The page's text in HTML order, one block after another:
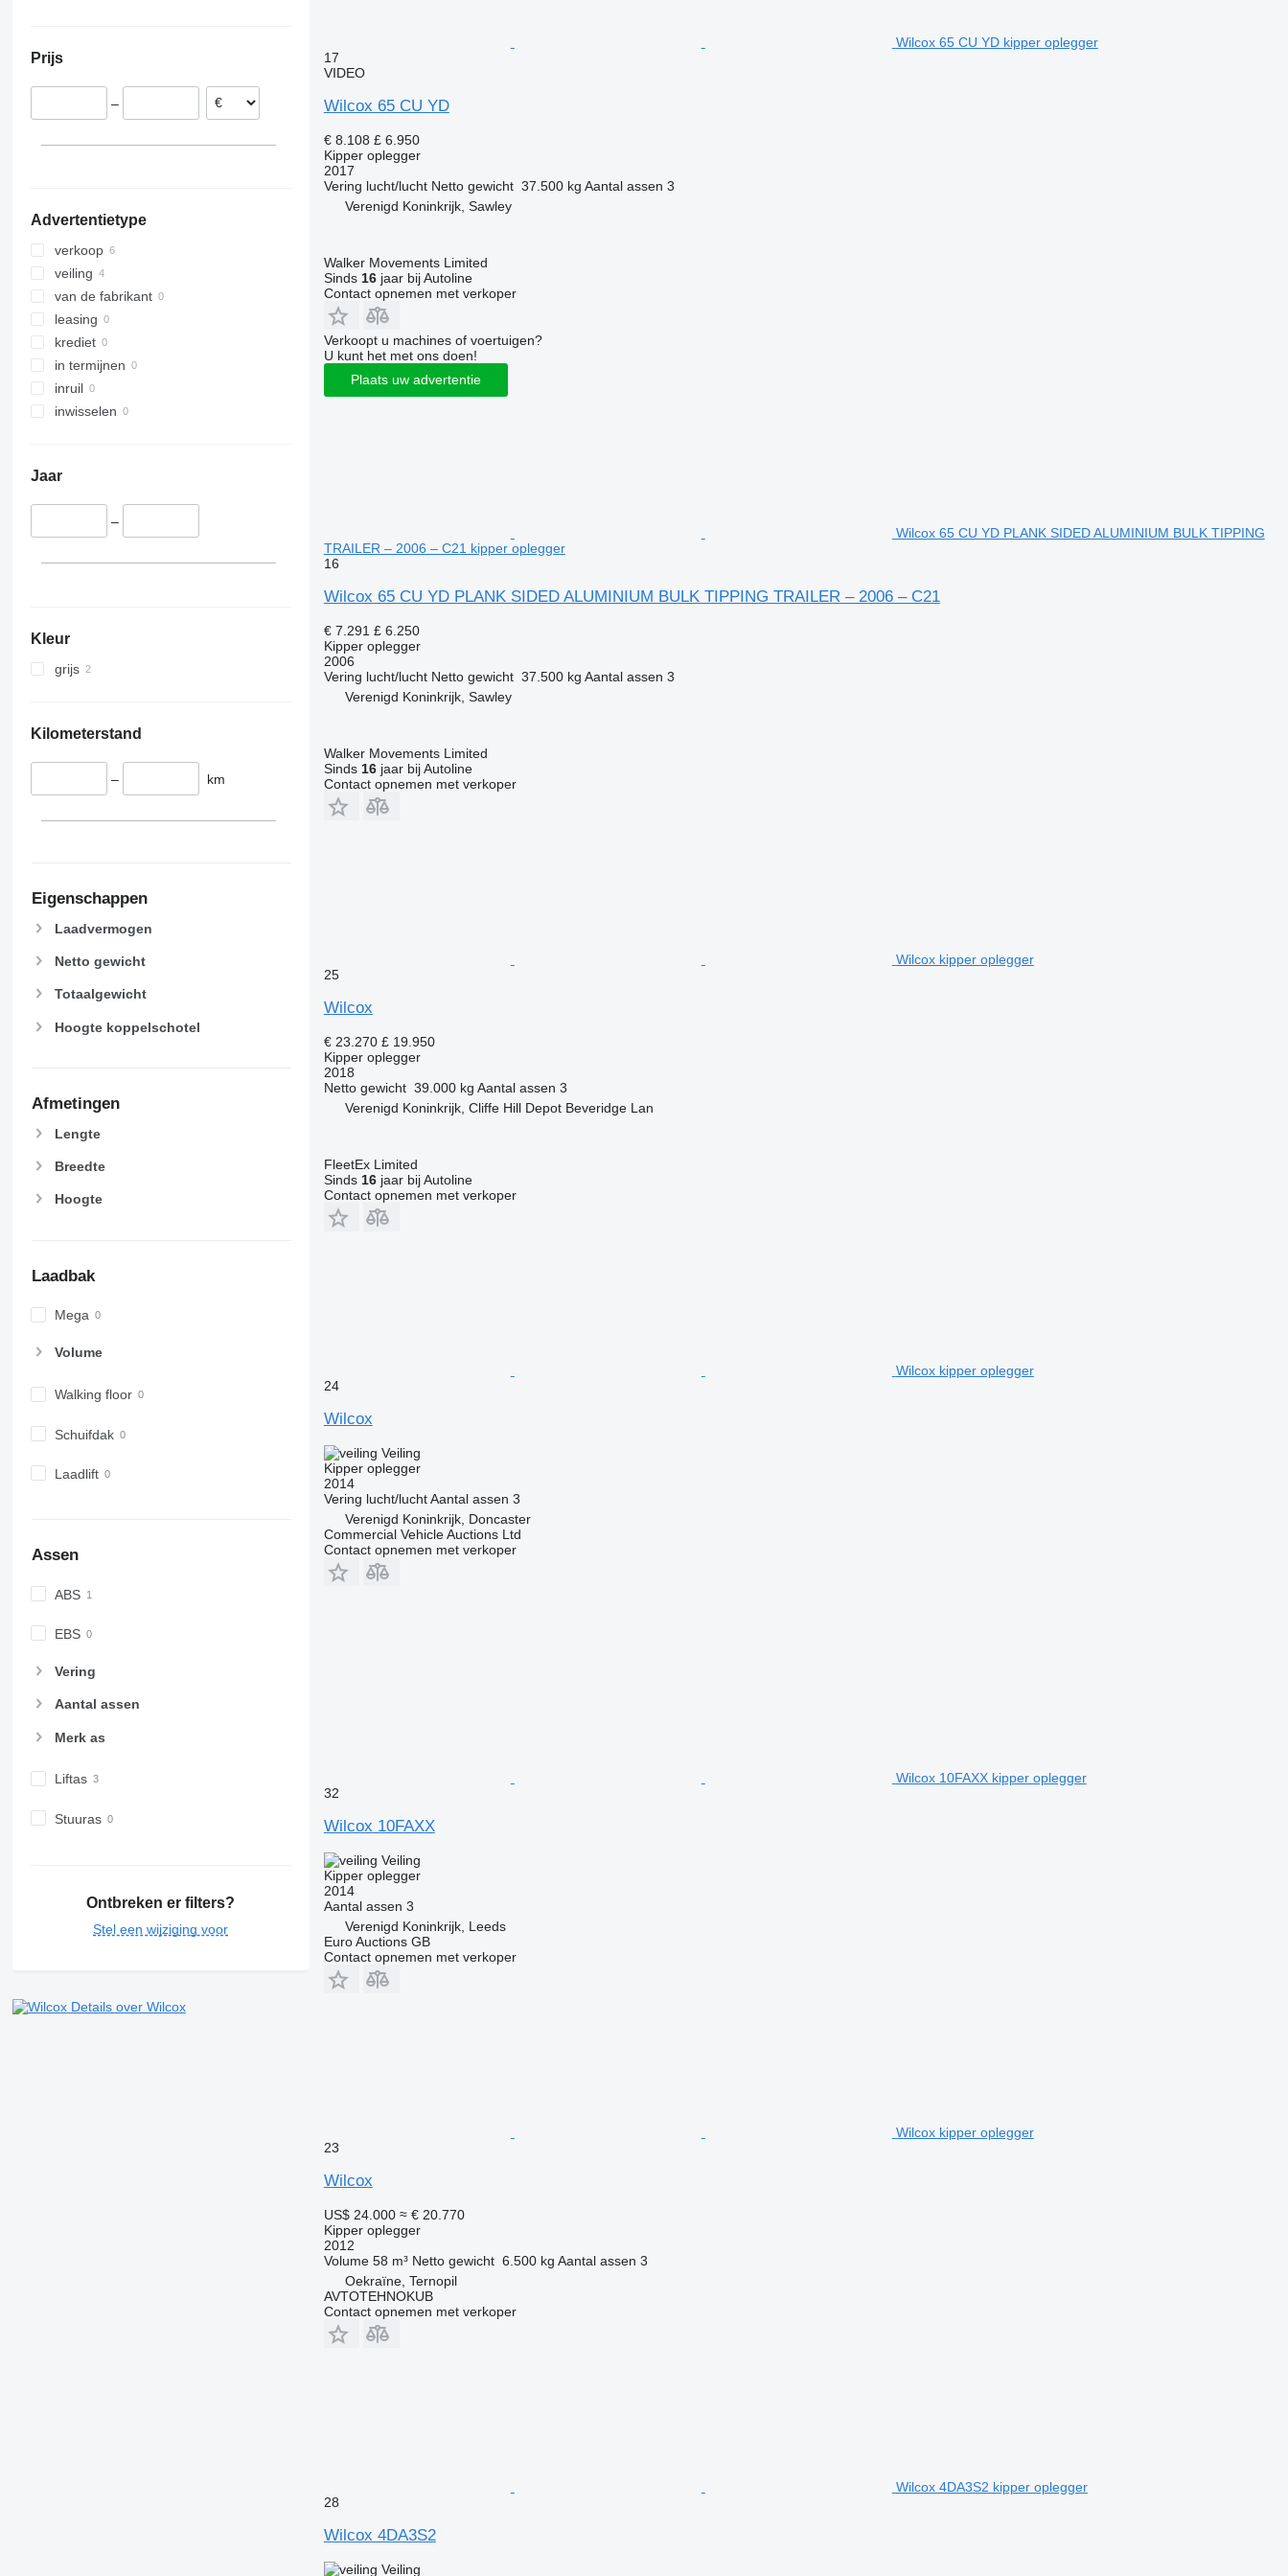
Prijs
–
Advertentietype
verkoop
veiling
van de fabrikant
leasing
krediet
in termijnen
inruil
inwisselen
Jaar
–
Kleur
grijs
Kilometerstand
– km
Eigenschappen
Laadvermogen
Netto gewicht
Totaalgewicht
Hoogte koppelschotel
Afmetingen
Lengte
Breedte
Hoogte
Laadbak
Mega
Volume
Walking floor
Schuifdak
Laadlift
Assen
ABS
EBS
Vering
Aantal assen
Merk as
Liftas
Stuuras
Ontbreken er filters?
Stel een wijziging voor
Details over Wilcox
Wilcox 65 CU YD kipper oplegger
17
VIDEO
Wilcox 65 CU YD
€ 8.108 £ 6.950
Kipper oplegger
2017
Vering lucht/lucht Netto gewicht 37.500 kg Aantal assen 3
Verenigd Koninkrijk, Sawley
Walker Movements Limited
Sinds 16jaar bij Autoline
Contact opnemen met verkoper
Verkoopt u machines of voertuigen?
U kunt het met ons doen!
Plaats uw advertentie
Wilcox 65 CU YD PLANK SIDED ALUMINIUM BULK TIPPING
TRAILER – 2006 – C21 kipper oplegger
16
Wilcox 65 CU YD PLANK SIDED ALUMINIUM BULK TIPPING TRAILER – 2006 – C21
€ 7.291 £ 6.250
Kipper oplegger
2006
Vering lucht/lucht Netto gewicht 37.500 kg Aantal assen 3
Verenigd Koninkrijk, Sawley
Walker Movements Limited
Sinds 16jaar bij Autoline
Contact opnemen met verkoper
Wilcox kipper oplegger
25
Wilcox
€ 23.270 £ 19.950
Kipper oplegger
2018
Netto gewicht 39.000 kg Aantal assen 3
Verenigd Koninkrijk, Cliffe Hill Depot Beveridge Lan
FleetEx Limited
Sinds 16jaar bij Autoline
Contact opnemen met verkoper
Wilcox kipper oplegger
24
Wilcox
Veiling
Kipper oplegger
2014
Vering lucht/lucht Aantal assen 3
Verenigd Koninkrijk, Doncaster
Commercial Vehicle Auctions Ltd
Contact opnemen met verkoper
Wilcox 10FAXX kipper oplegger
32
Wilcox 10FAXX
Veiling
Kipper oplegger
2014
Aantal assen 3
Verenigd Koninkrijk, Leeds
Euro Auctions GB
Contact opnemen met verkoper
Wilcox kipper oplegger
23
Wilcox
US$ 24.000 ≈ € 20.770
Kipper oplegger
2012
Volume 58 m³ Netto gewicht 6.500 kg Aantal assen 3
Oekraïne, Ternopil
AVTOTEHNOKUB
Contact opnemen met verkoper
Wilcox 4DA3S2 kipper oplegger
28
Wilcox 4DA3S2
Veiling